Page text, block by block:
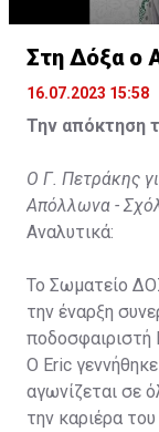
Στη Δόξα ο
16.07.2023 15:58
Την απόκτηση
Ο Γ. Πετράκης
Απόλλωνα -
Αναλυτικά:
Το Σωματείο
την έναρξη
ποδοσφαιριστή
Ο Eric
αγωνίζεται σε
την καριέρα